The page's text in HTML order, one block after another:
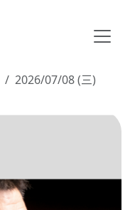
2026/07/08 (三)